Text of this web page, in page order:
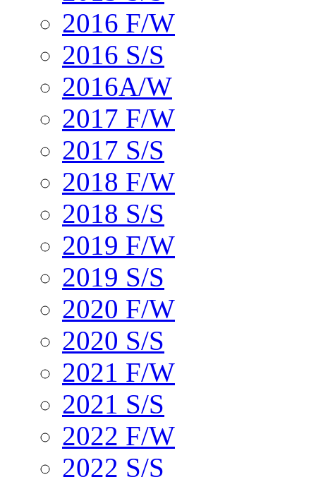
2016 F/W
2016 S/S
2016A/W
2017 F/W
2017 S/S
2018 F/W
2018 S/S
2019 F/W
2019 S/S
2020 F/W
2020 S/S
2021 F/W
2021 S/S
2022 F/W
2022 S/S